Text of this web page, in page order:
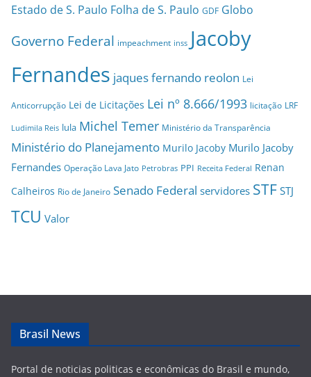
Estado de S. Paulo Folha de S. Paulo GDF Globo
Governo Federal impeachment inss Jacoby
Fernandes jaques fernando reolon Lei
Anticorrupção Lei de Licitações Lei nº 8.666/1993 licitação LRF
Ludimila Reis lula Michel Temer Ministério da Transparência
Ministério do Planejamento Murilo Jacoby Murilo Jacoby
Fernandes Operação Lava Jato Petrobras PPI Receita Federal Renan
Calheiros Rio de Janeiro Senado Federal servidores STF STJ
TCU Valor
Brasil News
Portal de noticias politicas e econômicas do Brasil e mundo,